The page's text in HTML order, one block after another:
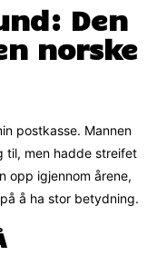
Den
norske
postkasse. Mannen
til, men hadde streifet
opp igjennom årene,
å ha stor betydning.